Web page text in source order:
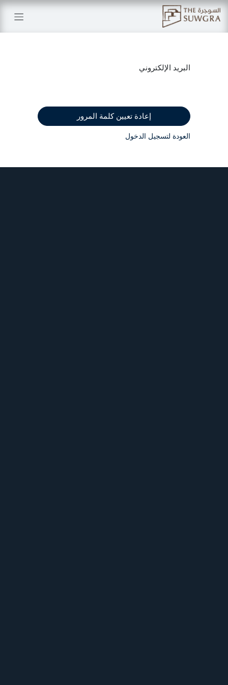
تخطي للذهاب إلى المحتوى
البريد الإلكتروني
إعادة تعيين كلمة المرور
العودة لتسجيل الدخول